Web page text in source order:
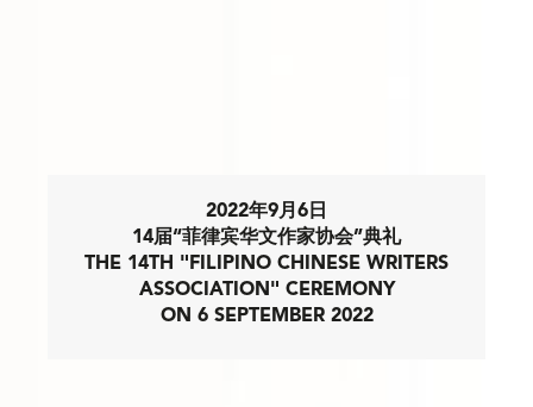
2022年9月6日
14届“菲律宾华文作家协会”典礼
THE 14TH "FILIPINO CHINESE WRITERS
ASSOCIATION" CEREMONY
ON 6 SEPTEMBER 2022